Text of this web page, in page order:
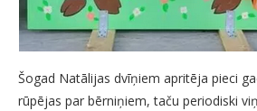
Šogad Natālijas dvīņiem apritēja pieci
rūpējas par bērniņiem, taču periodiski